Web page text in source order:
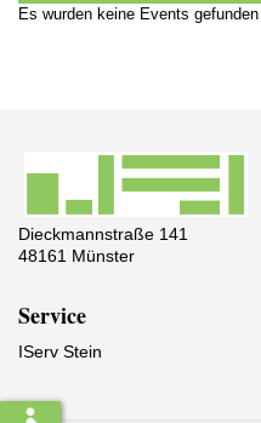
Es wurden keine Events gefunden
Dieckmannstraße 141
48161 Münster
Service
IServ Stein